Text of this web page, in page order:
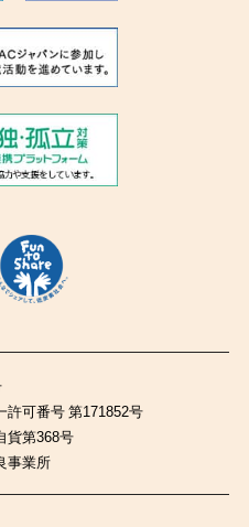
許可番号 第171852号
貨第368号
事業所